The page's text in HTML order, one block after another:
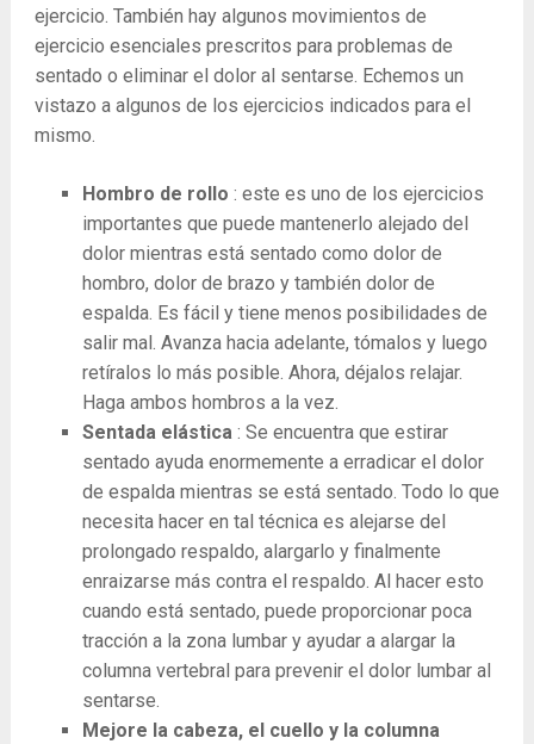
ejercicio. También hay algunos movimientos de
ejercicio esenciales prescritos para problemas de
sentado o eliminar el dolor al sentarse. Echemos un
vistazo a algunos de los ejercicios indicados para el
mismo.
Hombro de rollo : este es uno de los ejercicios
importantes que puede mantenerlo alejado del
dolor mientras está sentado como dolor de
hombro, dolor de brazo y también dolor de
espalda. Es fácil y tiene menos posibilidades de
salir mal. Avanza hacia adelante, tómalos y luego
retíralos lo más posible. Ahora, déjalos relajar.
Haga ambos hombros a la vez.
Sentada elástica : Se encuentra que estirar
sentado ayuda enormemente a erradicar el dolor
de espalda mientras se está sentado. Todo lo que
necesita hacer en tal técnica es alejarse del
prolongado respaldo, alargarlo y finalmente
enraizarse más contra el respaldo. Al hacer esto
cuando está sentado, puede proporcionar poca
tracción a la zona lumbar y ayudar a alargar la
columna vertebral para prevenir el dolor lumbar al
sentarse.
Mejore la cabeza, el cuello y la columna